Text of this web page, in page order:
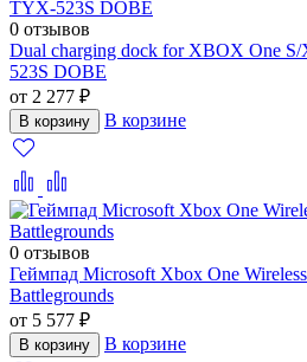
0 отзывов
Dual charging dock for XBOX One
523S DOBE
от 2 277 ₽
В корзину В корзине
0 отзывов
Геймпад Microsoft Xbox One
Battlegrounds
от 5 577 ₽
В корзину В корзине